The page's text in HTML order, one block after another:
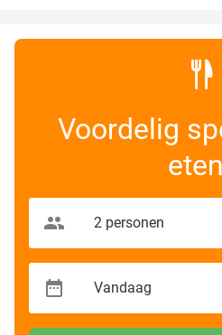
Voordelig